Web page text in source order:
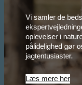
Vi samler de
oplevelser i
pålidelighed gør
jagtentusiaster.
Læs mere her